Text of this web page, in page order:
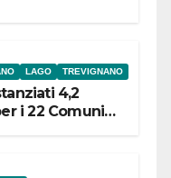
LAGO TREVIGNANO
4,2
i 22 Comuni